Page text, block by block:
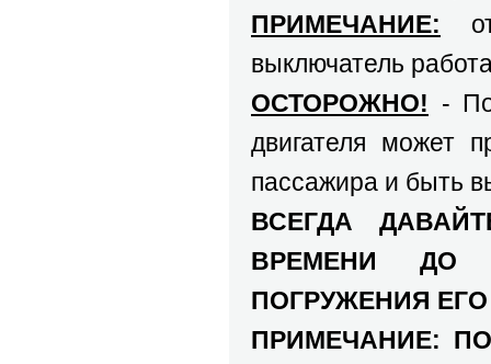
ПРИМЕЧАНИЕ:
выключатель
ОСТОРОЖНО! -
двигателя может
пассажира и быть
ВСЕГДА
ВРЕМЕНИ ДО
ПОГРУЖЕНИЯ
ПРИМЕЧАНИЕ: